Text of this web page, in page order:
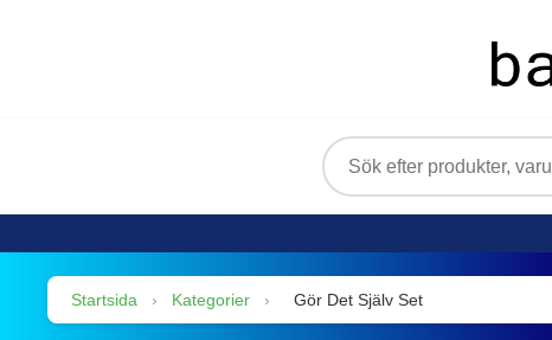
Startsida › Kategorier › Gör Det Själv Set